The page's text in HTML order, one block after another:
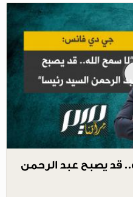
قد يصبح عبد الرحمن